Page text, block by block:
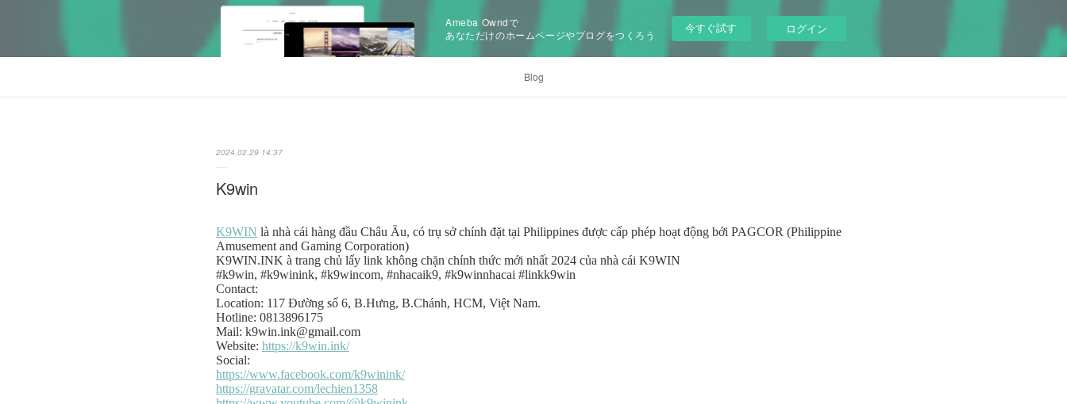
Ameba Owndで
あなただけのホームページやブログをつくろう
今すぐ試す ログイン
Blog
2024.02.29 14:37
K9win